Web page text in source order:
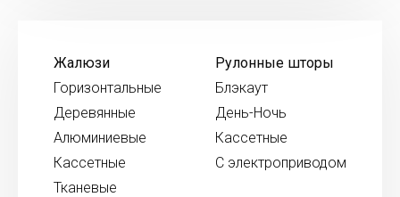
Жалюзи
Горизонтальные
Деревянные
Алюминиевые
Кассетные
Тканевые
Рулонные шторы
Блэкаут
День-Ночь
Кассетные
С электроприводом